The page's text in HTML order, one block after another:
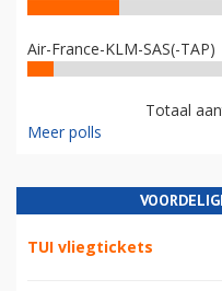
Air-France-KLM-SAS(-TAP)
Totaal
Meer polls
TUI vliegtickets